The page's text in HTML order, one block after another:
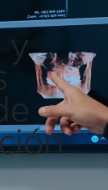
y